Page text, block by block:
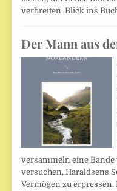
verbreiten. Blick ins
Der Mann aus
versammeln eine
versuchen, Haraldsens
Vermögen zu